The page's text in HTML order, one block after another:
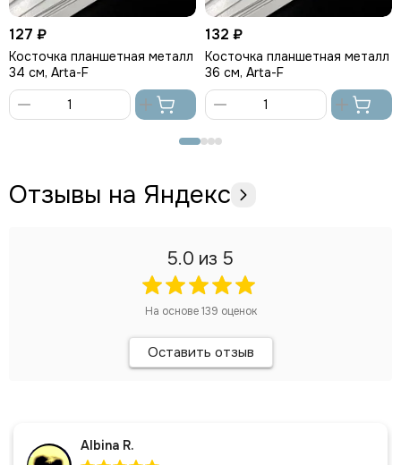
127 ₽
Косточка планшетная металл
34 см, Arta-F
корзину
132 ₽
Косточка планшетная металл
36 см, Arta-F
Отзывы на Яндекс
5.0 из 5
На основе139 оценок
Оставить отзыв
Albina R.